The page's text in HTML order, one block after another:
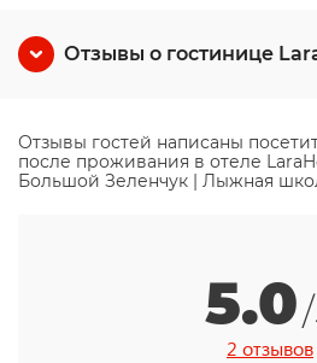
Отзывы о гостинице
Отзывы гостей написаны
после проживания в отеле
Большой Зеленчук | Лыжная
5.0
2 отзывов